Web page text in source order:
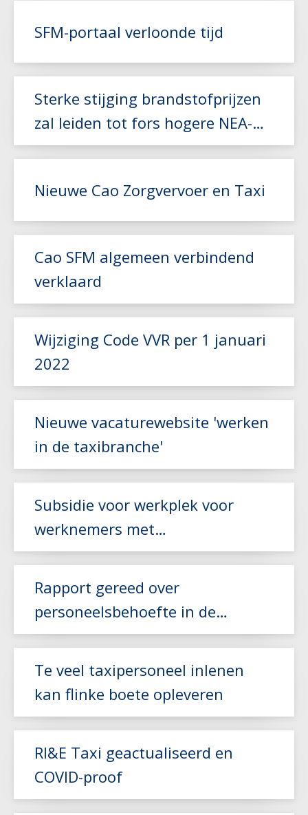
Lees meer
SFM-portaal verloonde tijd
Sterke stijging brandstofprijzen
zal leiden tot fors hogere NEA-
index
Lees meer
Nieuwe Cao Zorgvervoer en Taxi
Lees meer
Cao SFM algemeen verbindend
verklaard
Wijziging Code VVR per 1 januari
2022
Lees meer
Nieuwe vacaturewebsite 'werken
in de taxibranche'
Subsidie voor werkplek voor
werknemers met
arbeidsbeperking
Rapport gereed over
personeelsbehoefte in de
zorgvervoer- en taxisector
Lees meer
Te veel taxipersoneel inlenen
kan flinke boete opleveren
RI&E Taxi geactualiseerd en
COVID-proof